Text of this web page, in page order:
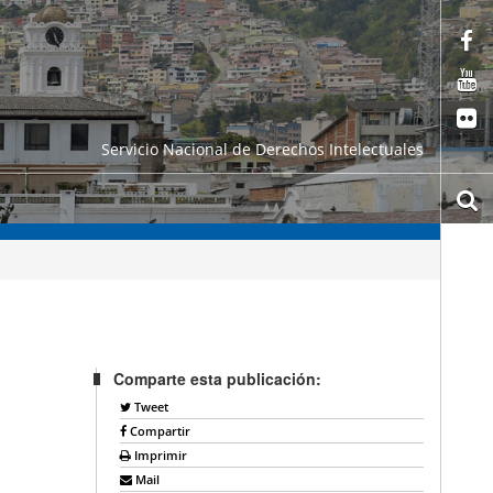
Servicio Nacional de Derechos Intelectuales
Comparte esta publicación:
Tweet
Compartir
Imprimir
Mail